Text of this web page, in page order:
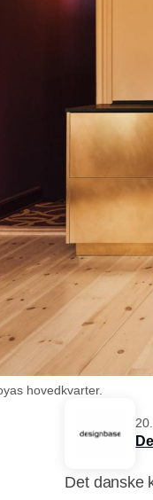
hovedkvarter.
Det danske